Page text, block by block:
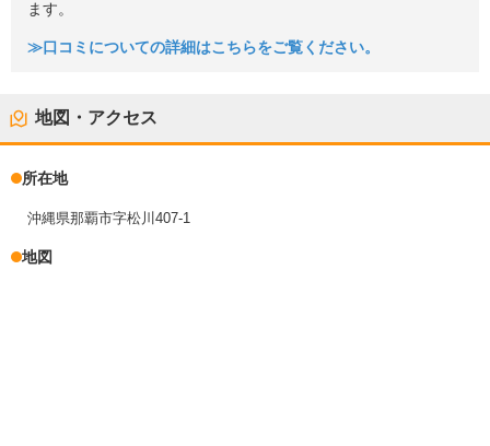
ます。
≫口コミについての詳細はこちらをご覧ください。
地図・アクセス
所在地
沖縄県那覇市字松川407-1
地図